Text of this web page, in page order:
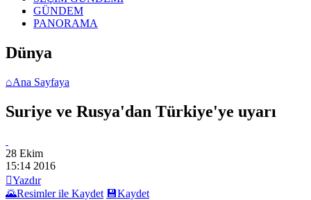
GÜNDEM
PANORAMA
Dünya
⌂Ana Sayfaya
Suriye ve Rusya'dan Türkiye'ye uyarı
28 Ekim
15:14 2016
Yazdır
🌄Resimler ile Kaydet 💾Kaydet